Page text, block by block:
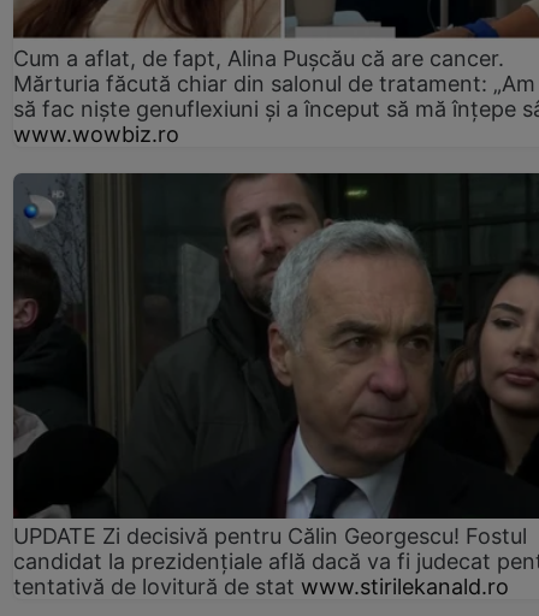
Cum a aflat, de fapt, Alina Pușcău că are cancer.
Mărturia făcută chiar din salonul de tratament:
să fac niște genuflexiuni și a început să mă înțepe
www.wowbiz.ro
UPDATE Zi decisivă pentru Călin Georgescu! Fostul
candidat la prezidențiale află dacă va fi judecat
tentativă de lovitură de stat www.stirilekanald.ro